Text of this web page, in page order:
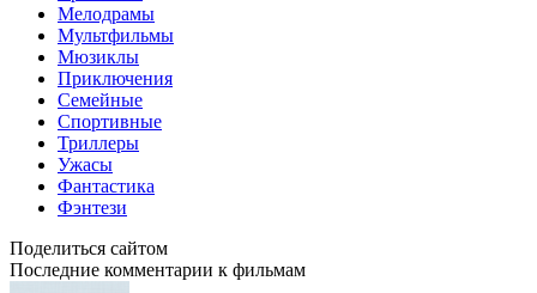
Мелодрамы
Мультфильмы
Мюзиклы
Приключения
Семейные
Спортивные
Триллеры
Ужасы
Фантастика
Фэнтези
Поделиться сайтом
Последние комментарии к фильмам